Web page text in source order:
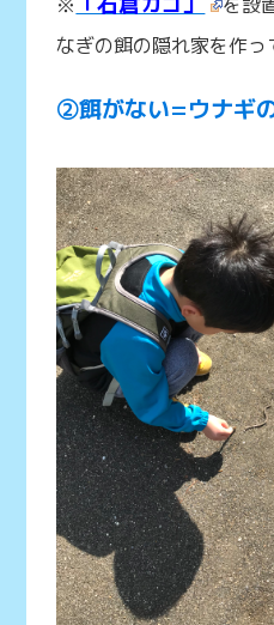
なぎの餌の隠れ家を作っ
②餌がない=ウナギ